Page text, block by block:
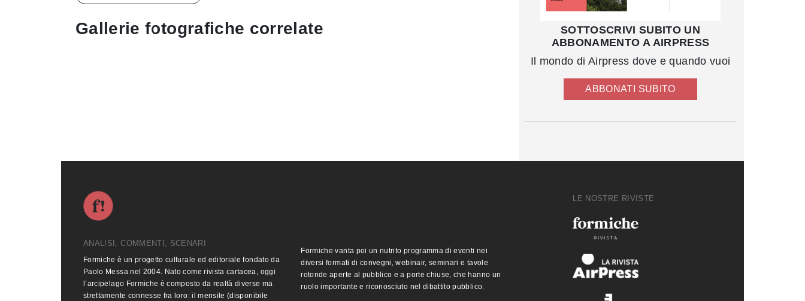
Gallerie fotografiche correlate
SOTTOSCRIVI SUBITO UN
ABBONAMENTO A AIRPRESS
Il mondo di Airpress dove e quando vuoi
ABBONATI SUBITO
ANALISI, COMMENTI, SCENARI
Formiche è un progetto culturale ed editoriale fondato da
Paolo Messa nel 2004. Nato come rivista cartacea, oggi
l’arcipelago Formiche è composto da realtà diverse ma
strettamente connesse fra loro: il mensile (disponibile
Formiche vanta poi un nutrito programma di eventi nei
diversi formati di convegni, webinair, seminari e tavole
rotonde aperte al pubblico e a porte chiuse, che hanno un
ruolo importante e riconosciuto nel dibattito pubblico.
LE NOSTRE RIVISTE